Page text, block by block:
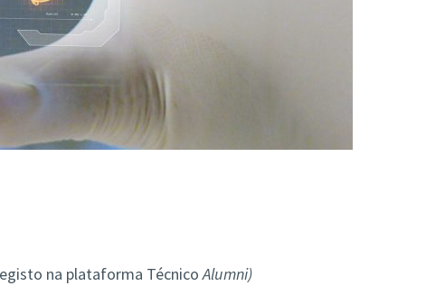
na plataforma TécnicoAlumni)